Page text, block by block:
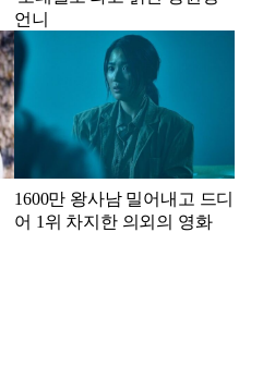
언니
1600만 왕사남 밀어내고 드디
어 1위 차지한 의외의 영화